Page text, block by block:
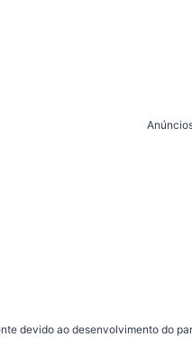
devido ao desenvolvimento do